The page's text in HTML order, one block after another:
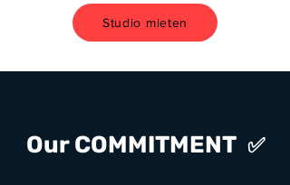
Studio mieten
Our COMMITMENT ✅